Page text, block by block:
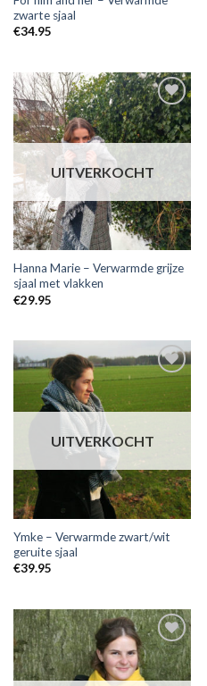
zwarte sjaal
€34.95
Toevoegen
aan
wensenlijst
UITVERKOCHT
Hanna Marie – Verwarmde grijze
sjaal met vlakken
€29.95
wensenlijst
UITVERKOCHT
Ymke – Verwarmde zwart/wit
geruite sjaal
€39.95
Toevoegen
aan
wensenlijst